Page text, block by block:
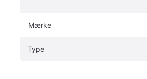
Mærke
Type